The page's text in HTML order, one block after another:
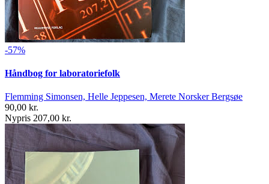
-57%
Håndbog for laboratoriefolk
Flemming Simonsen, Helle Jeppesen, Merete Norsker Bergsøe
90,00 kr.
Nypris 207,00 kr.